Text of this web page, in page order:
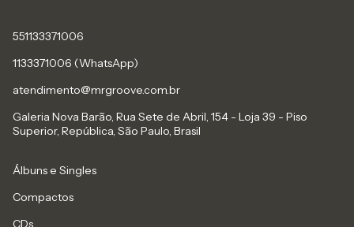
551133371006
1133371006 (WhatsApp)
atendimento@mrgroove.com.br
Galeria Nova Barão, Rua Sete de Abril, 154 - Loja 39 - Piso
Superior, República, São Paulo, Brasil
Álbuns e Singles
Compactos
CDs